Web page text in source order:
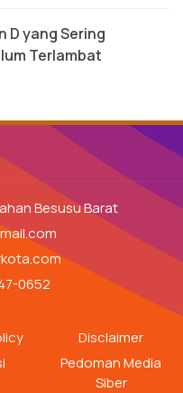
D yang Sering
Terlambat
Besusu Barat
0652
Disclaimer
Pedoman Media
Siber